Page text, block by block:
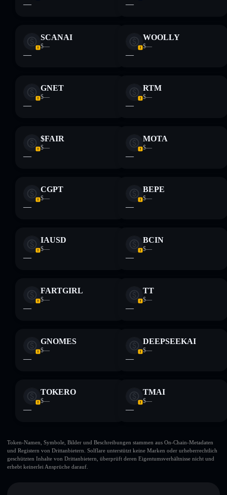
bereitgestellt von rugcheck.xyz.
— —
SCANAI
$—
—
WOOLLY
$—
—
GNET
$—
—
RTM
$—
—
$FAIR
$—
—
MOTA
$—
—
CGPT
$—
—
BEPE
$—
—
IAUSD
$—
—
BCIN
$—
—
FARTGIRL
$—
—
TT
$—
—
GNOMES
$—
—
DEEPSEEKAI
$—
—
TOKERO
$—
—
TMAI
$—
—
Token-Namen, Symbole, Bilder und Beschreibungen stammen aus On-Chain-Metadaten
und Registern von Drittanbietern. Solflare unterstützt keine Marken oder urheberrechtlich
geschützten Inhalte von Drittanbietern, überprüft deren Eigentumsverhältnisse nicht und
erhebt keinerlei Ansprüche darauf.